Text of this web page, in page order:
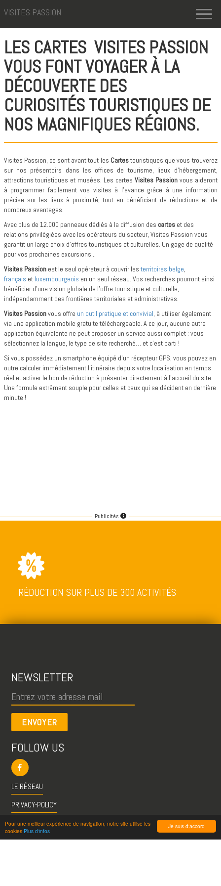
Je suis d'accord
Pour une meilleur expérience de navigation, notre site utilise les
cookies Plus d'infos
VISITES PASSION
LES CARTES VISITES PASSION
VOUS FONT VOYAGER À LA
DÉCOUVERTE DES
CURIOSITÉS TOURISTIQUES DE
NOS MAGNIFIQUES RÉGIONS.
Visites Passion, ce sont avant tout les Cartestouristiques que vous trouverez
sur nos présentoirs dans les offices de tourisme, lieux d’hébergement,
attractions touristiques et musées. Les cartes Visites Passionvous aideront
à programmer facilement vos visites à l’avance grâce à une information
précise sur les lieux à proximité, tout en bénéficiant de réductions et de
nombreux avantages.
Avec plus de 12.000 panneaux dédiés à la diffusion des cartes et des
relations privilégiées avec les opérateurs du secteur, Visites Passion vous
garantit un large choix d'offres touristiques et culturelles. Un gage de qualité
pour vos prochaines excursions...
Visites Passionest le seul opérateur à couvrir lesterritoires belge,
français et luxembourgeois en un seul réseau. Vos recherches pourront ainsi
bénéficier d’une vision globale de l’offre touristique et culturelle,
indépendamment des frontières territoriales et administratives.
Visites Passionvous offre un outil pratique et convivial, à utiliser également
via une application mobile gratuite téléchargeable. A ce jour, aucune autre
application équivalente ne peut proposer un service aussi complet : vous
sélectionnez la langue, le type de site recherché… et c’est parti !
Si vous possédez un smartphone équipé d’un récepteur GPS, vous pouvez en
outre calculer immédiatement l’itinéraire depuis votre localisation en temps
réel et activer le bon de réduction à présenter directement à l’accueil du site.
Une formule extrêment souple pour celles et ceux qui se décident en dernière
minute !
Publicités
RÉDUCTION SUR PLUS DE 300 ACTIVITÉS
NEWSLETTER
ENVOYER
FOLLOW US
LE RÉSEAU
PRIVACY-POLICY
CGU
INFO@VISITESPASSION.PRO